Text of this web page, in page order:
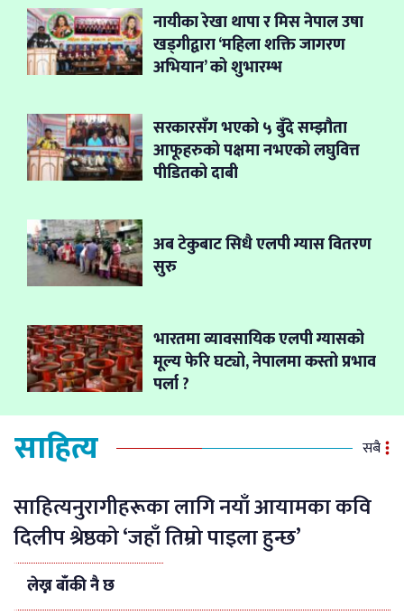
नायीका रेखा थापा र मिस नेपाल उषा
खड्गीद्वारा ‘महिला शक्ति जागरण
अभियान’ को शुभारम्भ
सरकारसँग भएको ५ बुँदे सम्झौता
आफूहरुको पक्षमा नभएको लघुवित्त
पीडितको दाबी
अब टेकुबाट सिधै एलपी ग्यास वितरण
सुरु
भारतमा व्यावसायिक एलपी ग्यासको
मूल्य फेरि घट्यो, नेपालमा कस्तो प्रभाव
पर्ला ?
साहित्य सबै
साहित्यनुरागीहरूका लागि नयाँ आयामका कवि
दिलीप श्रेष्ठको ‘जहाँ तिम्रो पाइला हुन्छ’
लेख्न बाँकी नै छ